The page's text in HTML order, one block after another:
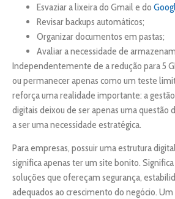
Esvaziar a lixeira do Gmail e do
Revisar backups automáticos;
Organizar documentos em pastas;
Avaliar a necessidade de
Independentemente de a redução para 5
ou permanecer apenas como um teste
reforça uma realidade importante: a
digitais deixou de ser apenas uma questão
a ser uma necessidade estratégica.
Para empresas, possuir uma estrutura
significa apenas ter um site bonito.
soluções que ofereçam segurança,
adequados ao crescimento do negócio.